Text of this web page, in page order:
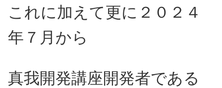
これに加えて更に２０２４
年７月から
真我開発講座開発者である